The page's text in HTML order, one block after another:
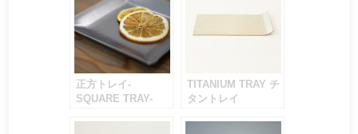
正方トレイ-
SQUARE TRAY-
TITANIUM TRAY チ
タントレイ